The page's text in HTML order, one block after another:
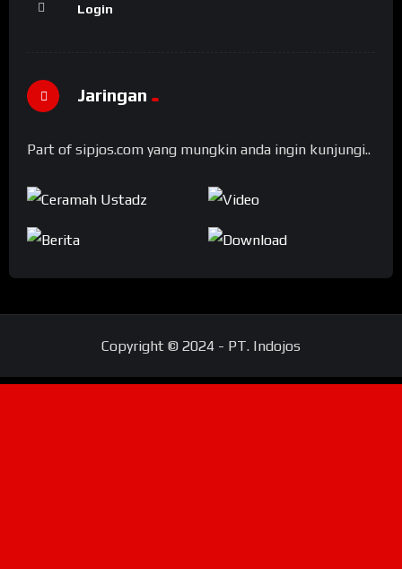
Login
Jaringan
Part of sipjos.com yang mungkin anda ingin kunjungi..
Copyright © 2024 - PT. Indojos